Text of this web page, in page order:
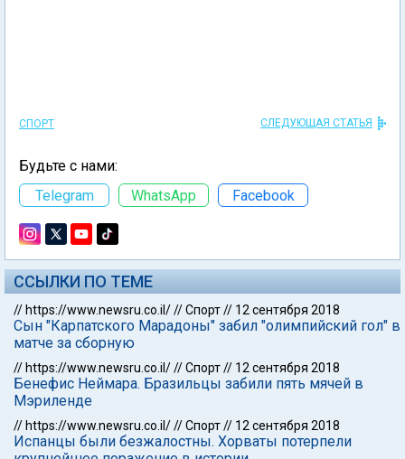
СПОРТ СЛЕДУЮЩАЯ СТАТЬЯ
Будьте с нами:
Telegram
WhatsApp Facebook
ССЫЛКИ ПО ТЕМЕ
// https://www.newsru.co.il///Спорт// 12 сентября 2018
Сын "Карпатского Марадоны" забил "олимпийский гол" в
матче за сборную
// https://www.newsru.co.il///Спорт// 12 сентября 2018
Бенефис Неймара. Бразильцы забили пять мячей в
Мэриленде
// https://www.newsru.co.il///Спорт// 12 сентября 2018
Испанцы были безжалостны. Хорваты потерпели